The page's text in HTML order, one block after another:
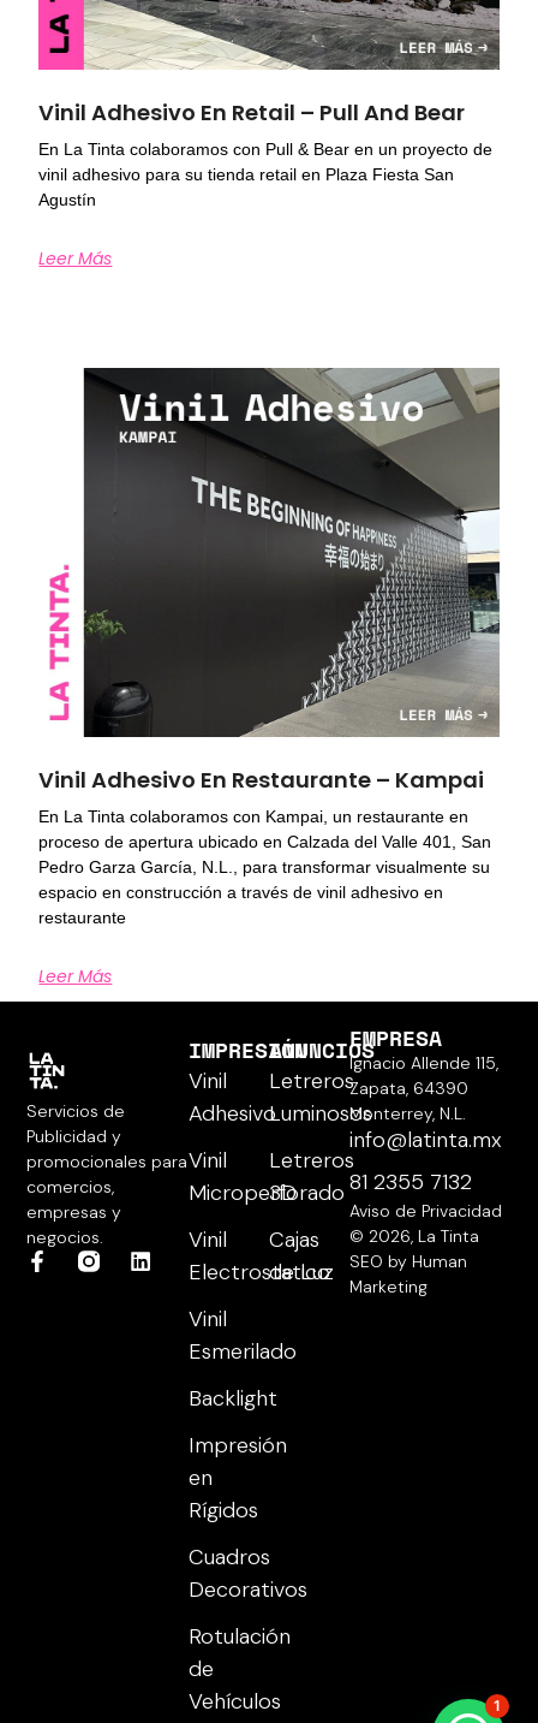
Vinil Adhesivo En Retail – Pull And Bear
En La Tinta colaboramos con Pull & Bear en un proyecto de
vinil adhesivo para su tienda retail en Plaza Fiesta San
Agustín
Leer Más
Vinil Adhesivo En Restaurante – Kampai
En La Tinta colaboramos con Kampai, un restaurante en
proceso de apertura ubicado en Calzada del Valle 401, San
Pedro Garza García, N.L., para transformar visualmente su
espacio en construcción a través de vinil adhesivo en
restaurante
Leer Más
Servicios de
Publicidad y
promocionales para
comercios,
empresas y
negocios.
IMPRESIÓN
Vinil
Adhesivo
Vinil
Microperforado
Vinil
Electrostatico
Vinil
Esmerilado
Backlight
Impresión
en
Rígidos
Cuadros
Decorativos
Rotulación
de
Vehículos
ANUNCIOS
Letreros
Luminosos
Letreros
3D
Cajas
de Luz
EMPRESA
Ignacio Allende 115,
Zapata, 64390
Monterrey, N.L.
info@latinta.mx
81 2355 7132
Aviso de Privacidad
© 2026, La Tinta
SEO by Human
Marketing
1